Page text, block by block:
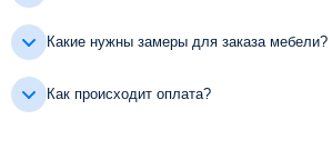
Какие нужны замеры для заказа мебели?
Как происходит оплата?